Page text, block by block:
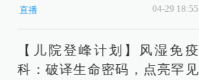
直播 04-29 18:55
【儿院登峰计划】风湿免疫
科：破译生命密码，点亮罕见